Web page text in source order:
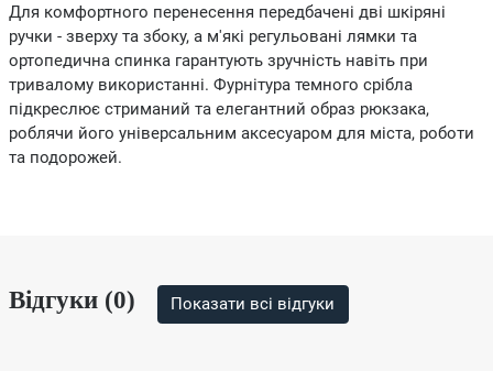
Для комфортного перенесення передбачені дві шкіряні
ручки - зверху та збоку, а м'які регульовані лямки та
ортопедична спинка гарантують зручність навіть при
тривалому використанні. Фурнітура темного срібла
підкреслює стриманий та елегантний образ рюкзака,
роблячи його універсальним аксесуаром для міста, роботи
та подорожей.
Відгуки (0) Показати всі відгуки